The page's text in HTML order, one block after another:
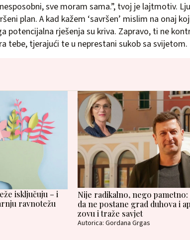
sve moram sama.”, tvoj je lajtmotiv.
plan. A kad kažem ‘savršen’ mislim na onaj
potencijalna rješenja su kriva. Zapravo, ti ne
tebe, tjerajući te u neprestani sukob sa svijetom.
isključuju – i
ravnotežu
Nije radikalno, nego pametno:
da ne postane grad duhova i
zovu i traže savjet
Autorica: Gordana Grgas